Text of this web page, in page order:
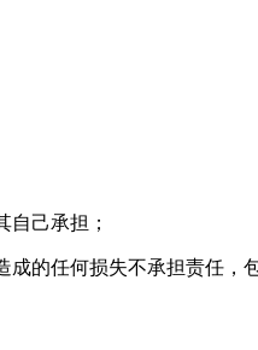
自己承担；
的任何损失不承担责任，